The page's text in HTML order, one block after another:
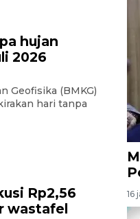
hujan
2026
Geofisika (BMKG)
hari tanpa
Rp2,56
wastafel
16